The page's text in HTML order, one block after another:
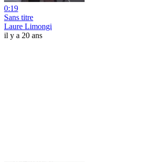
0:19
Sans titre
Laure Limongi
il y a 20 ans